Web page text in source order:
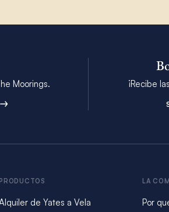
Moorings. ¡Recibe
PRODUCTOS
de Yates a Vela
LA
Por